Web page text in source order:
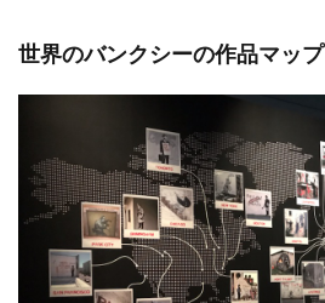
世界のバンクシーの作品マップ